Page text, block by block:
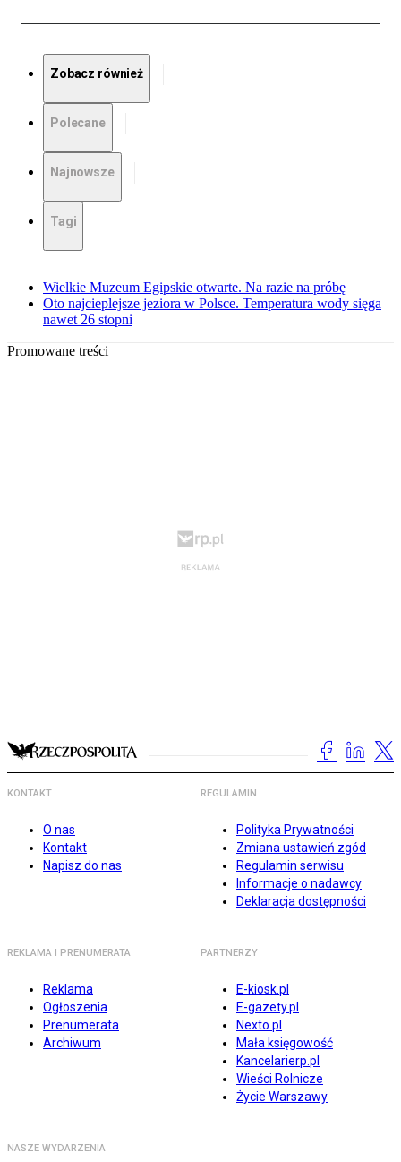
Zobacz również
Polecane
Najnowsze
Tagi
Wielkie Muzeum Egipskie otwarte. Na razie na próbę
Oto najcieplejsze jeziora w Polsce. Temperatura wody sięga
nawet 26 stopni
Promowane treści
KONTAKT
O nas
Kontakt
Napisz do nas
REGULAMIN
Polityka Prywatności
Zmiana ustawień zgód
Regulamin serwisu
Informacje o nadawcy
Deklaracja dostępności
REKLAMA I PRENUMERATA
Reklama
Ogłoszenia
Prenumerata
Archiwum
PARTNERZY
E-kiosk.pl
E-gazety.pl
Nexto.pl
Mała księgowość
Kancelarierp.pl
Wieści Rolnicze
Życie Warszawy
NASZE WYDARZENIA